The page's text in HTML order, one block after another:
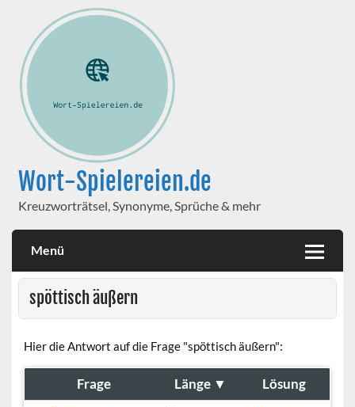
Wort-Spielereien.de
Kreuzworträtsel, Synonyme, Sprüche & mehr
Menü
spöttisch äußern
Hier die Antwort auf die Frage "spöttisch äußern":
Frage Länge ▼ Lösung